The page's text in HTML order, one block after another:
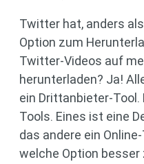
Twitter hat, anders
Option zum
Twitter-Videos auf
herunterladen? Ja!
ein Drittanbieter-
Tools. Eines ist eine
das andere ein
welche Option